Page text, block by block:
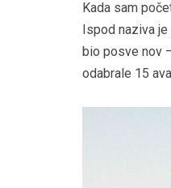
Kada sam
Ispod naziva
bio posve nov
odabrale 15